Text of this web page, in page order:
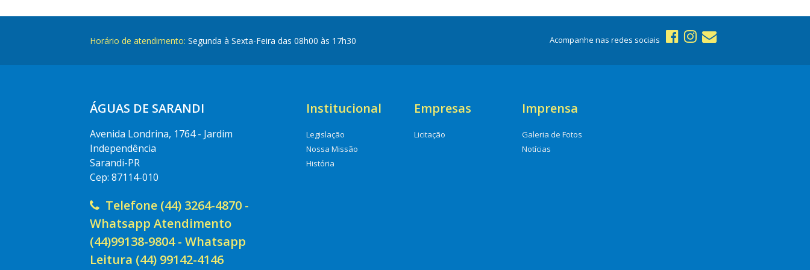
Horário de atendimento: Segunda à Sexta-Feira das 08h00 às 17h30 Acompanhe nas redes sociais
ÁGUAS DE SARANDI
Avenida Londrina, 1764 - Jardim
Independência
Sarandi-PR
Cep: 87114-010
Telefone (44) 3264-4870 -
Whatsapp Atendimento
(44)99138-9804 - Whatsapp
Leitura (44) 99142-4146
Institucional
Legislação
Nossa Missão
História
Empresas
Licitação
Imprensa
Galeria de Fotos
Notícias